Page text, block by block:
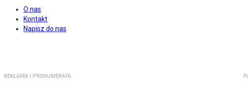
O nas
Kontakt
Napisz do nas
REKLAMA I PRENUMERATA